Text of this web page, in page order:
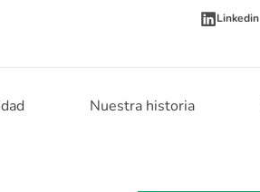
Linkedin
Nuestra historia